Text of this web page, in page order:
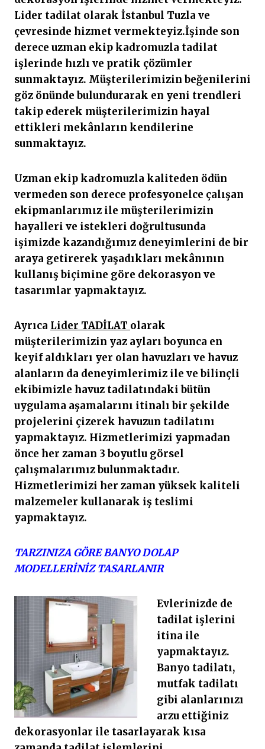
Lider tadilat olarak İstanbul Tuzla ve
çevresinde hizmet vermekteyiz.İşinde son
derece uzman ekip kadromuzla tadilat
işlerinde hızlı ve pratik çözümler
sunmaktayız. Müşterilerimizin beğenilerini
göz önünde bulundurarak en yeni trendleri
takip ederek müşterilerimizin hayal
ettikleri mekânların kendilerine
sunmaktayız.
Uzman ekip kadromuzla kaliteden ödün
vermeden son derece profesyonelce çalışan
ekipmanlarımız ile müşterilerimizin
hayalleri ve istekleri doğrultusunda
işimizde kazandığımız deneyimlerini de bir
araya getirerek yaşadıkları mekânının
kullanış biçimine göre dekorasyon ve
tasarımlar yapmaktayız.
Ayrıca Lider TADİLAT olarak
müşterilerimizin yaz ayları boyunca en
keyif aldıkları yer olan havuzları ve havuz
alanların da deneyimlerimiz ile ve bilinçli
ekibimizle havuz tadilatındaki bütün
uygulama aşamalarını itinalı bir şekilde
projelerini çizerek havuzun tadilatını
yapmaktayız. Hizmetlerimizi yapmadan
önce her zaman 3 boyutlu görsel
çalışmalarımız bulunmaktadır.
Hizmetlerimizi her zaman yüksek kaliteli
malzemeler kullanarak iş teslimi
yapmaktayız.
TARZINIZA GÖRE BANYO DOLAP
MODELLERİNİZ TASARLANIR
Evlerinizde de
tadilat işlerini
itina ile
yapmaktayız.
Banyo tadilatı,
mutfak tadilatı
gibi alanlarınızı
arzu ettiğiniz
dekorasyonlar ile tasarlayarak kısa